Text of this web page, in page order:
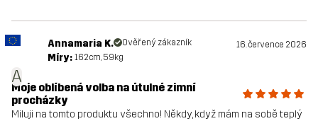
A
Annamaria K. Ověřený zákazník 16. července 2026
Míry: 162cm, 59kg
Moje oblíbená volba na útulné zimní
procházky
Miluji na tomto produktu všechno! Někdy, když mám na sobě teplý